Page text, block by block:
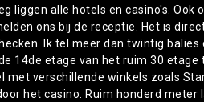
liggen alle hotels en casino's. Ook
ons bij de receptie. Het is
Ik tel meer dan twintig balies
14de etage van het ruim 30
verschillende winkels zoals
het casino. Ruim honderd meter